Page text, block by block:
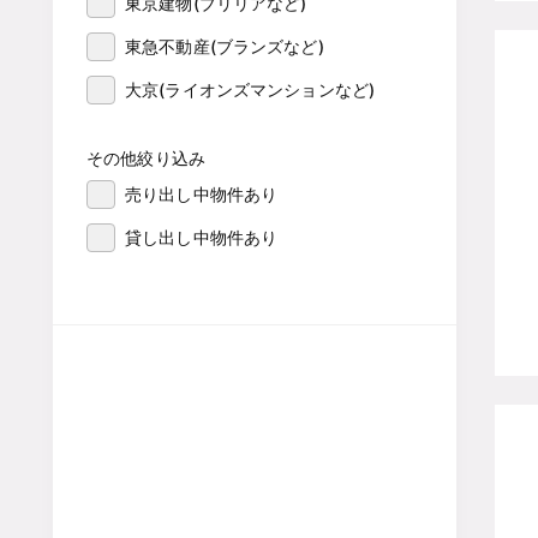
東急不動産(ブランズなど)
大京(ライオンズマンションなど)
その他絞り込み
売り出し中物件あり
貸し出し中物件あり